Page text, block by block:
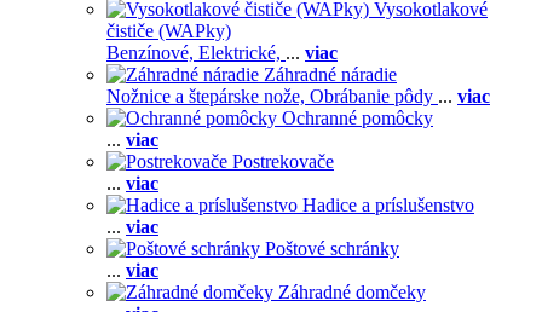
Vysokotlakové
čističe (WAPky)
Benzínové, Elektrické, ... viac
Záhradné náradie
Nožnice a štepárske nože, Obrábanie pôdy ... viac
Ochranné pomôcky
... viac
Postrekovače
... viac
Hadice a príslušenstvo
... viac
Poštové schránky
... viac
Záhradné domčeky